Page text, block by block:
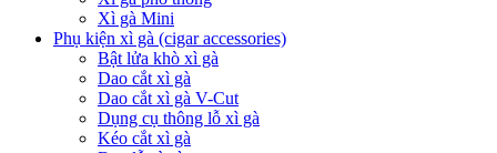
Xì gà Mini
Phụ kiện xì gà (cigar accessories)
Bật lửa khò xì gà
Dao cắt xì gà
Dao cắt xì gà V-Cut
Dụng cụ thông lỗ xì gà
Kéo cắt xì gà